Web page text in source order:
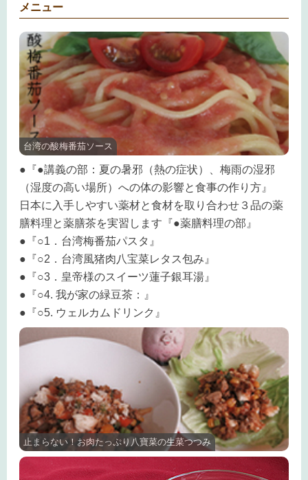
メニュー
台湾の酸梅番茄ソース
●『●講義の部：夏の暑邪（熱の症状）、梅雨の湿邪
（湿度の高い場所）への体の影響と食事の作り方』
日本に入手しやすい薬材と食材を取り合わせ３品の薬
膳料理と薬膳茶を実習します『●薬膳料理の部』
●『○1．台湾梅番茄パスタ』
●『○2．台湾風猪肉八宝菜レタス包み』
●『○3．皇帝様のスイーツ蓮子銀耳湯』
●『○4. 我が家の緑豆茶：』
●『○5. ウェルカムドリンク』
止まらない！お肉たっぷり八寶菜の生菜つつみ